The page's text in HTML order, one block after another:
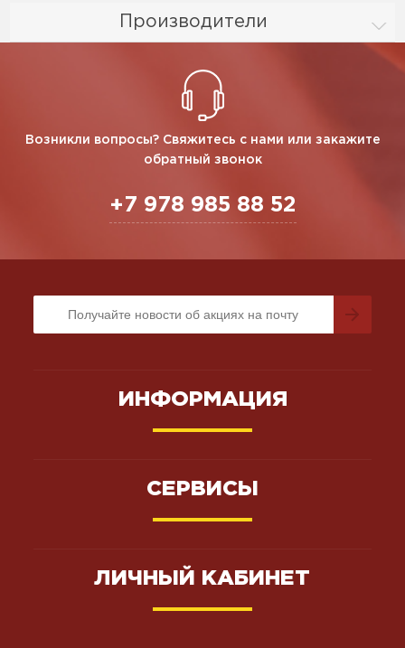
Производители
Возникли вопросы? Свяжитесь с нами или закажите
обратный звонок
+7 978 985 88 52
ИНФОРМАЦИЯ
СЕРВИСЫ
ЛИЧНЫЙ КАБИНЕТ